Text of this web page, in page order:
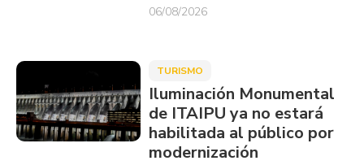
06/08/2026
TURISMO
Iluminación Monumental
de ITAIPU ya no estará
habilitada al público por
modernización